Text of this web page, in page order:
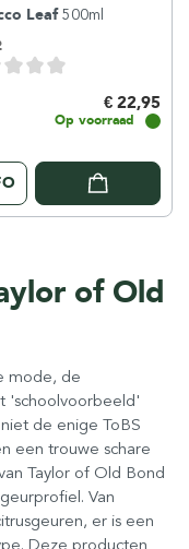
Leaf500ml
€ 22,95
Op voorraad
of Old
mode, de
'schoolvoorbeeld'
de enige ToBS
een trouwe schare
Taylor of Old Bond
Van
er is een
Deze producten